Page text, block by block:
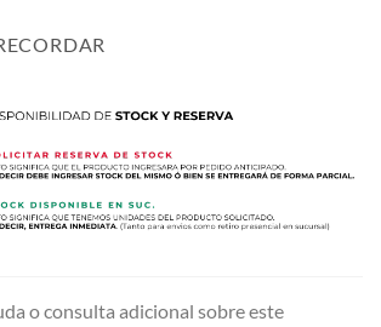
o consulta adicional sobre este